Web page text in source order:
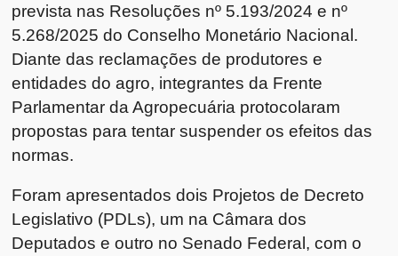
prevista nas Resoluções nº 5.193/2024 e nº
5.268/2025 do Conselho Monetário Nacional.
Diante das reclamações de produtores e
entidades do agro, integrantes da Frente
Parlamentar da Agropecuária protocolaram
propostas para tentar suspender os efeitos das
normas.
Foram apresentados dois Projetos de Decreto
Legislativo (PDLs), um na Câmara dos
Deputados e outro no Senado Federal, com o